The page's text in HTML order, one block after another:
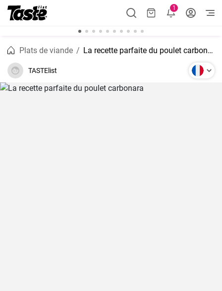
1
Plats de viande La recette parfaite du poulet carbonara
TASTElist